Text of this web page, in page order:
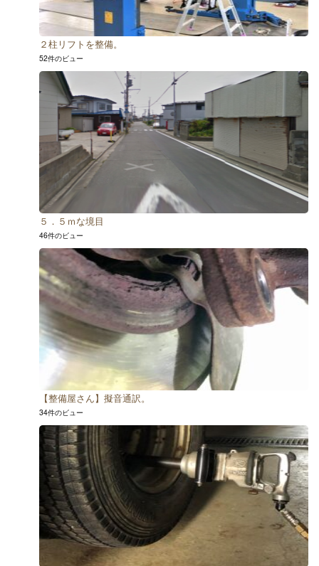
２柱リフトを整備。
52件のビュー
５．５ｍな境目
46件のビュー
【整備屋さん】擬音通訳。
34件のビュー